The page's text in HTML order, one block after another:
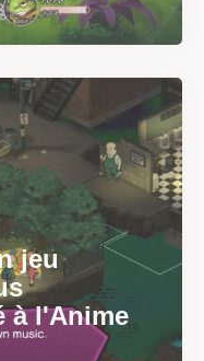
jeu
à l'Anime